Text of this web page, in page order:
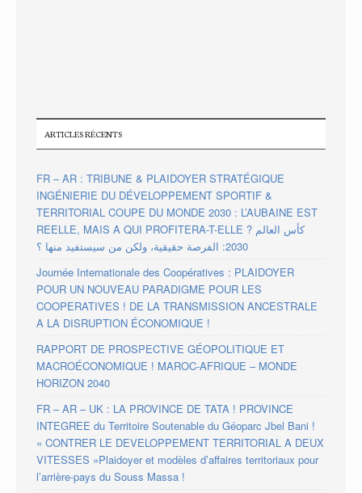
ARTICLES RÉCENTS
FR – AR : TRIBUNE & PLAIDOYER STRATÉGIQUE
INGÉNIERIE DU DÉVELOPPEMENT SPORTIF &
TERRITORIAL COUPE DU MONDE 2030 : L’AUBAINE EST
REELLE, MAIS A QUI PROFITERA-T-ELLE ? كأس العالم
2030: الفرصة حقيقية، ولكن من سيستفيد منها ؟
Journée Internationale des Coopératives : PLAIDOYER
POUR UN NOUVEAU PARADIGME POUR LES
COOPERATIVES ! DE LA TRANSMISSION ANCESTRALE
A LA DISRUPTION ÉCONOMIQUE !
RAPPORT DE PROSPECTIVE GÉOPOLITIQUE ET
MACROÉCONOMIQUE ! MAROC-AFRIQUE – MONDE
HORIZON 2040
FR – AR – UK : LA PROVINCE DE TATA ! PROVINCE
INTEGREE du Territoire Soutenable du Géoparc Jbel Bani !
« CONTRER LE DEVELOPPEMENT TERRITORIAL A DEUX
VITESSES »Plaidoyer et modèles d’affaires territoriaux pour
l’arrière-pays du Souss Massa !